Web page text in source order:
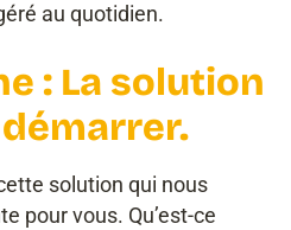
au quotidien.
: La solution
solution qui nous
pour vous. Qu’est-ce